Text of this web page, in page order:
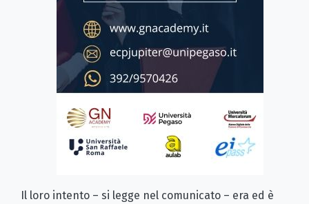
Il loro intento – si legge nel comunicato – era ed è